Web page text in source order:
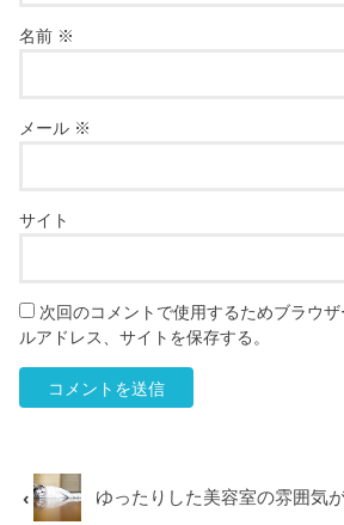
名前 ※
メール ※
サイト
次回のコメントで使用するためブラウ
ルアドレス、サイトを保存する。
ゆったりした美容室の雰囲気